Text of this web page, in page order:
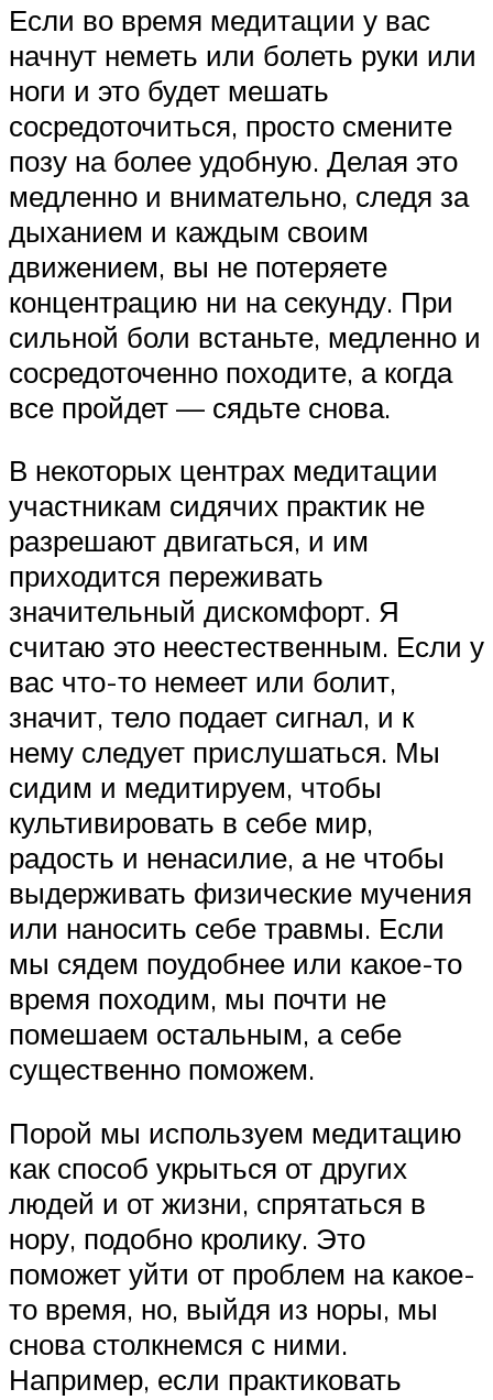
Если во время медитации у вас
начнут неметь или болеть руки или
ноги и это будет мешать
сосредоточиться, просто смените
позу на более удобную. Делая это
медленно и внимательно, следя за
дыханием и каждым своим
движением, вы не потеряете
концентрацию ни на секунду. При
сильной боли встаньте, медленно и
сосредоточенно походите, а когда
все пройдет — сядьте снова.
В некоторых центрах медитации
участникам сидячих практик не
разрешают двигаться, и им
приходится переживать
значительный дискомфорт. Я
считаю это неестественным. Если у
вас что-то немеет или болит,
значит, тело подает сигнал, и к
нему следует прислушаться. Мы
сидим и медитируем, чтобы
культивировать в себе мир,
радость и ненасилие, а не чтобы
выдерживать физические мучения
или наносить себе травмы. Если
мы сядем поудобнее или какое-то
время походим, мы почти не
помешаем остальным, а себе
существенно поможем.
Порой мы используем медитацию
как способ укрыться от других
людей и от жизни, спрятаться в
нору, подобно кролику. Это
поможет уйти от проблем на какое-
то время, но, выйдя из норы, мы
снова столкнемся с ними.
Например, если практиковать